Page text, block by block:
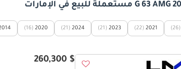
(26)
2021
(22)
2023
(21)
2024
(21)
2020
(16)
$ 260,300